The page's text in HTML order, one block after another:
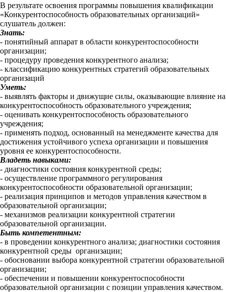
В результате освоения программы повышения квалификации
«Конкурентоспособность образовательных организаций»
слушатель должен:
Знать:
- понятийный аппарат в области конкурентоспособности
организации;
- процедуру проведения конкурентного анализа;
- классификацию конкурентных стратегий образовательных
организаций
Уметь:
- выявлять факторы и движущие силы, оказывающие влияние на
конкурентоспособность образовательного учреждения;
- оценивать конкурентоспособность образовательного
учреждения;
- применять подход, основанный на менеджменте качества для
достижения устойчивого успеха организации и повышения
уровня ее конкурентоспособности.
Владеть навыками:
- диагностики состояния конкурентной среды;
- осуществление программного регулирования
конкурентоспособности образовательной организации;
- реализация принципов и методов управления качеством в
образовательной организации;
- механизмов реализации конкурентной стратегии
образовательной организации.
Быть компетентным:
- в проведении конкурентного анализа; диагностики состояния
конкурентной среды организации;
- обосновании выбора конкурентной стратегии образовательной
организации;
- обеспечении и повышении конкурентоспособности
образовательной организации с позиции управления качеством.